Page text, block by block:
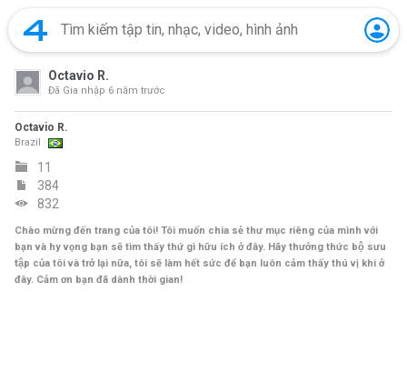
Octavio R.
Đã Gia nhập 6 năm trước
Octavio R.
Brazil
11
384
832
Chào mừng đến trang của tôi! Tôi muốn chia sẻ thư mục riêng của mình với
bạn và hy vọng bạn sẽ tìm thấy thứ gì hữu ích ở đây. Hãy thưởng thức bộ sưu
tập của tôi và trở lại nữa, tôi sẽ làm hết sức để bạn luôn cảm thấy thú vị khi ở
đây. Cảm ơn bạn đã dành thời gian!